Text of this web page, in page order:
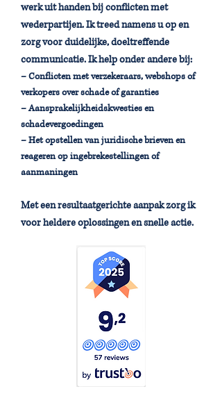
werk uit handen bij conflicten met
wederpartijen. Ik treed namens u op en
zorg voor duidelijke, doeltreffende
communicatie. Ik help onder andere bij:
– Conflicten met verzekeraars, webshops of
verkopers over schade of garanties
– Aansprakelijkheidskwesties en
schadevergoedingen
– Het opstellen van juridische brieven en
reageren op ingebrekestellingen of
aanmaningen
Met een resultaatgerichte aanpak zorg ik
voor heldere oplossingen en snelle actie.